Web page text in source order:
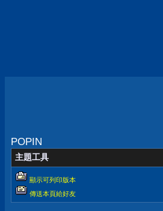
POPIN
主題工具
顯示可列印版本
傳送本頁給好友